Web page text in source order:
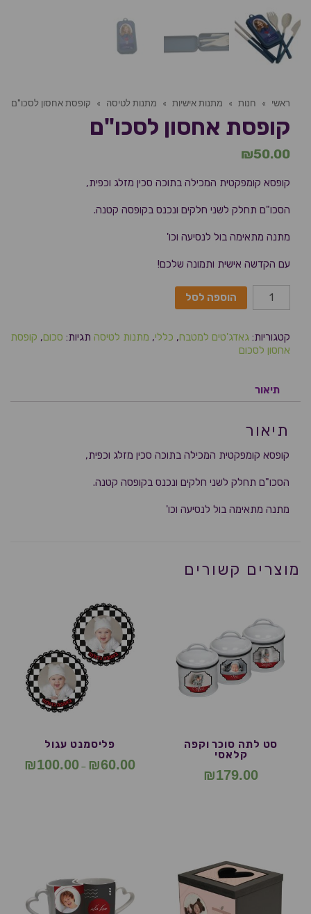
ראשי » חנות » מתנות אישיות » מתנות לטיסה » קופסת אחסון לסכו"ם
קופסת אחסון לסכו"ם
₪50.00
קופסא קומפקטית המכילה בתוכה סכין מזלג וכפית,
הסכו"ם תחלק לשני חלקים ונכנס בקופסה קטנה.
מתנה מתאימה בול לנסיעה וכו'
עם הקדשה אישית ותמונה שלכם!
הוספה לסל
קטגוריות: גאדג'טים למטבח, כללי, מתנות לטיסה תגיות: סכום, קופסת
אחסון לסכום
תיאור
תיאור
קופסא קומפקטית המכילה בתוכה סכין מזלג וכפית,
הסכו"ם תחלק לשני חלקים ונכנס בקופסה קטנה.
מתנה מתאימה בול לנסיעה וכו'
מוצרים קשורים
סט לתה סוכר וקפה
קלאסי
₪179.00
פליסמנט עגול
₪60.00
–
₪100.00